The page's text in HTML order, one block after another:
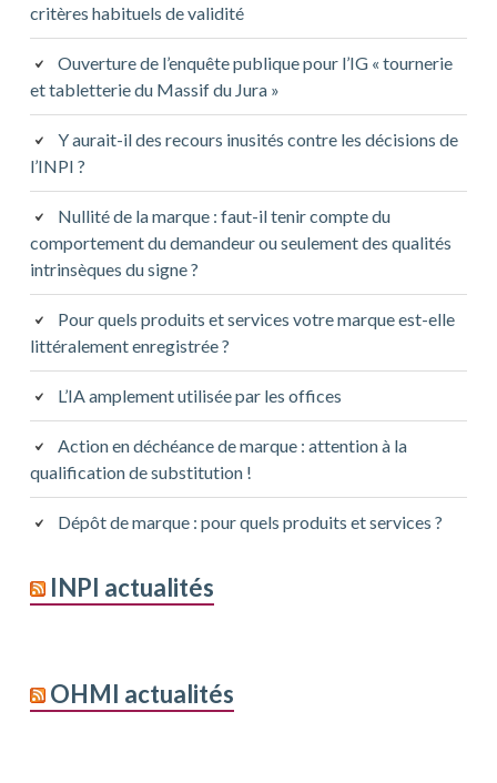
critères habituels de validité
Ouverture de l’enquête publique pour l’IG « tournerie
et tabletterie du Massif du Jura »
Y aurait-il des recours inusités contre les décisions de
l’INPI ?
Nullité de la marque : faut-il tenir compte du
comportement du demandeur ou seulement des qualités
intrinsèques du signe ?
Pour quels produits et services votre marque est-elle
littéralement enregistrée ?
L’IA amplement utilisée par les offices
Action en déchéance de marque : attention à la
qualification de substitution !
Dépôt de marque : pour quels produits et services ?
INPI actualités
OHMI actualités